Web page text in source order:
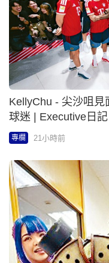
KellyChu - Cosplay
戰秘辛 | Executive
專欄 21小時前